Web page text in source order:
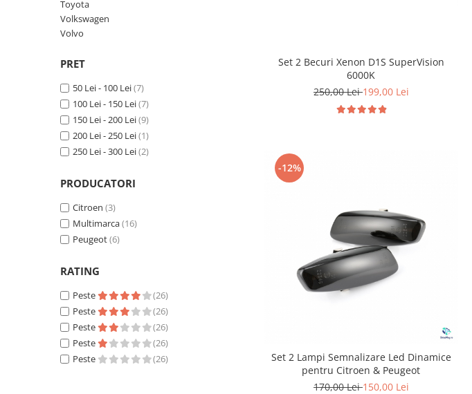
Volkswagen
Dopuri anulare clapete admisie
Garnituri galerie admisie BMW
Kit reparatie faruri
Adaptoare auxiliare
Produse cu discount de pana la
Toyota
Volkswagen
Volvo
PRET
50 Lei - 100 Lei(7)
100 Lei - 150 Lei(7)
150 Lei - 200 Lei(9)
200 Lei - 250 Lei(1)
250 Lei - 300 Lei(2)
PRODUCATORI
Citroen (3)
Multimarca(16)
Peugeot(6)
RATING
Peste
(26)
Peste
(26)
Peste
(26)
Peste
(26)
Peste
(26)
Set 2 Becuri Xenon D1S SuperVision
6000K
250,00 Lei199,00 Lei
-12%
Set 2 Lampi Semnalizare Led Dinamice
pentru Citroen & Peugeot
170,00 Lei150,00 Lei